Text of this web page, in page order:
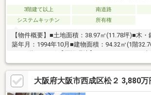
3階建て以上 南道路
システムキッチン
所有権
【物件概要】■土地面積：38.97㎡(11.78坪)■木
築年月：1994年10月■建物面積：94.32㎡(1階
㎡、3階29.16㎡)【周辺環境】■マックスバリュ
550ｍ/徒歩7分■デイリーヤマザキ西成岸里店ま
分■西成千本南郵便局まで約230ｍ/徒歩3分■大阪
まで約270ｍ/徒歩4分■大阪市立成南中学校まで
田端公園まで約160ｍ/徒歩2分【交通アクセス】
大阪府大阪市西成区松２ 3,880万